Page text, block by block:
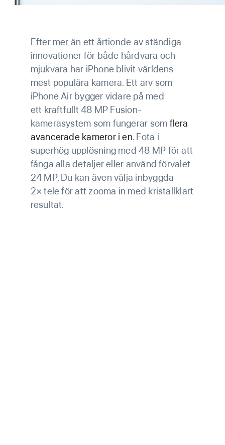
Efter mer än ett årtionde av ständiga
innovationer för både hårdvara och
mjukvara har iPhone blivit världens
mest populära kamera. Ett arv som
iPhone Air bygger vidare på med
ett kraft­fullt 48 MP Fusion-
kamerasystem som fungerar som flera
avancerade kameror i en. Fota i
superhög upp­lösning med 48 MP för att
fånga alla detaljer eller använd förvalet
24 MP. Du kan även välja inbyggda
2× tele för att zooma in med kristallklart
resultat.